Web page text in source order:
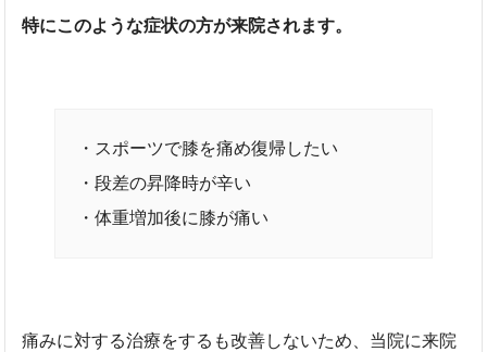
特にこのような症状の方が来院されます。
・スポーツで膝を痛め復帰したい
・段差の昇降時が辛い
・体重増加後に膝が痛い
痛みに対する治療をするも改善しないため、当院に来院